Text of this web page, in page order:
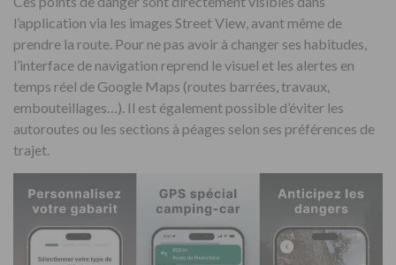
l’application via les images Street View, avant même de
prendre la route. Pour ne pas avoir à changer ses habitudes,
l’interface de navigation reprend le visuel et les alertes en
temps réel de Google Maps (routes barrées, travaux,
embouteillages…). Il est également possible d’éviter les
autoroutes ou les sections à péages selon ses préférences de
trajet.